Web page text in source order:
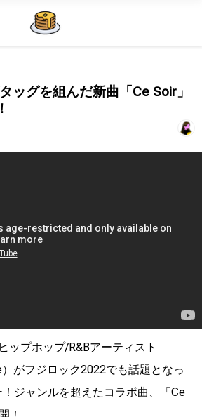
ッグを組んだ新曲「Ce Soir」
ップホップ/R&Bアーティスト
）がフジロック2022でも話題となっ
ジャンルを超えたコラボ曲、「Ce